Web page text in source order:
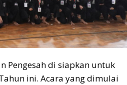
Pengesah di siapkan untuk
ini. Acara yang dimulai